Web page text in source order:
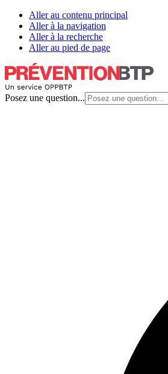
Aller au contenu principal
Aller à la navigation
Aller à la recherche
Aller au pied de page
Posez une question...